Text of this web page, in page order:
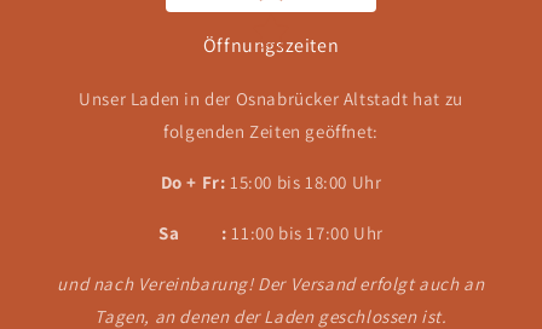
Öffnungszeiten
Unser Laden in der Osnabrücker Altstadt hat zu
folgenden Zeiten geöffnet:
Do + Fr: 15:00 bis 18:00 Uhr
Sa :11:00 bis 17:00 Uhr
und nach Vereinbarung! Der Versand erfolgt auch an
Tagen, an denen der Laden geschlossen ist.